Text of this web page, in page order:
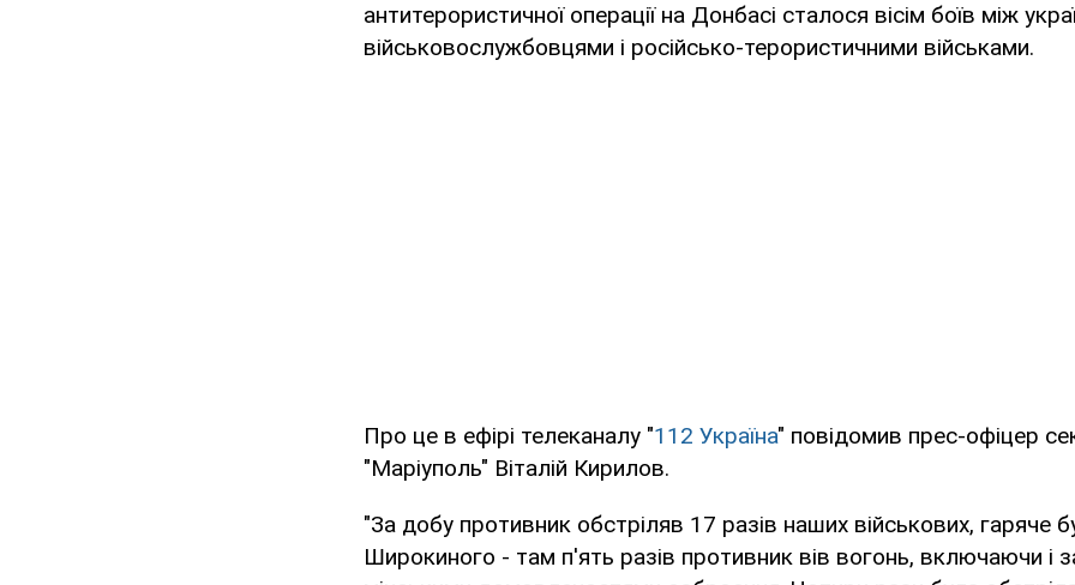
антитерористичної операції на Донбасі сталося вісім боїв між
військовослужбовцями і російсько-терористичними військами.
Про це в ефірі телеканалу "112 Україна" повідомив прес-офіцер
"Маріуполь" Віталій Кирилов.
"За добу противник обстріляв 17 разів наших військових, гаряче
Широкиного - там п'ять разів противник вів вогонь, включаючи і